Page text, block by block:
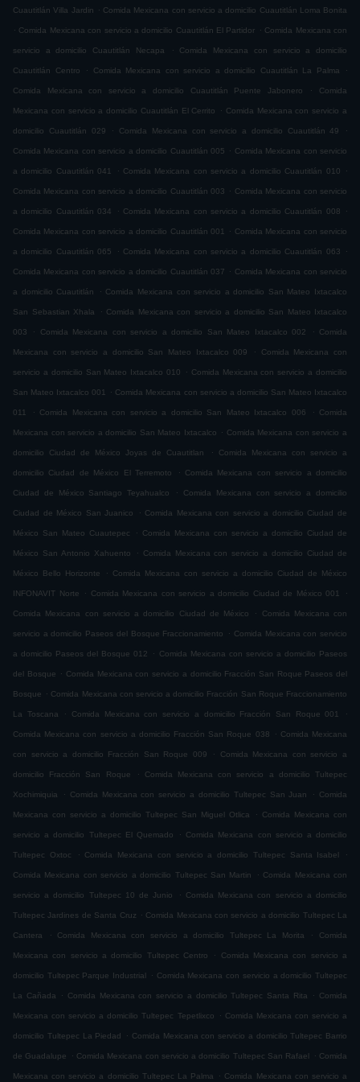
Cuautitlán Villa Jardin . Comida Mexicana con servicio a domicilio Cuautitlán Loma Bonita
. Comida Mexicana con servicio a domicilio Cuautitlán El Partidor . Comida Mexicana con
servicio a domicilio Cuautitlán Necapa . Comida Mexicana con servicio a domicilio
Cuautitlán Centro . Comida Mexicana con servicio a domicilio Cuautitlán La Palma .
Comida Mexicana con servicio a domicilio Cuautitlán Puente Jabonero . Comida
Mexicana con servicio a domicilio Cuautitlán El Cerrito . Comida Mexicana con servicio a
domicilio Cuautitlán 029 . Comida Mexicana con servicio a domicilio Cuautitlán 49 .
Comida Mexicana con servicio a domicilio Cuautitlán 005 . Comida Mexicana con servicio
a domicilio Cuautitlán 041 . Comida Mexicana con servicio a domicilio Cuautitlán 010 .
Comida Mexicana con servicio a domicilio Cuautitlán 003 . Comida Mexicana con servicio
a domicilio Cuautitlán 034 . Comida Mexicana con servicio a domicilio Cuautitlán 008 .
Comida Mexicana con servicio a domicilio Cuautitlán 001 . Comida Mexicana con servicio
a domicilio Cuautitlán 065 . Comida Mexicana con servicio a domicilio Cuautitlán 063 .
Comida Mexicana con servicio a domicilio Cuautitlán 037 . Comida Mexicana con servicio
a domicilio Cuautitlán . Comida Mexicana con servicio a domicilio San Mateo Ixtacalco
San Sebastian Xhala . Comida Mexicana con servicio a domicilio San Mateo Ixtacalco
003 . Comida Mexicana con servicio a domicilio San Mateo Ixtacalco 002 . Comida
Mexicana con servicio a domicilio San Mateo Ixtacalco 009 . Comida Mexicana con
servicio a domicilio San Mateo Ixtacalco 010 . Comida Mexicana con servicio a domicilio
San Mateo Ixtacalco 001 . Comida Mexicana con servicio a domicilio San Mateo Ixtacalco
011 . Comida Mexicana con servicio a domicilio San Mateo Ixtacalco 006 . Comida
Mexicana con servicio a domicilio San Mateo Ixtacalco . Comida Mexicana con servicio a
domicilio Ciudad de México Joyas de Cuautitlan . Comida Mexicana con servicio a
domicilio Ciudad de México El Terremoto . Comida Mexicana con servicio a domicilio
Ciudad de México Santiago Teyahualco . Comida Mexicana con servicio a domicilio
Ciudad de México San Juanico . Comida Mexicana con servicio a domicilio Ciudad de
México San Mateo Cuautepec . Comida Mexicana con servicio a domicilio Ciudad de
México San Antonio Xahuento . Comida Mexicana con servicio a domicilio Ciudad de
México Bello Horizonte . Comida Mexicana con servicio a domicilio Ciudad de México
INFONAVIT Norte . Comida Mexicana con servicio a domicilio Ciudad de México 001 .
Comida Mexicana con servicio a domicilio Ciudad de México . Comida Mexicana con
servicio a domicilio Paseos del Bosque Fraccionamiento . Comida Mexicana con servicio
a domicilio Paseos del Bosque 012 . Comida Mexicana con servicio a domicilio Paseos
del Bosque . Comida Mexicana con servicio a domicilio Fracción San Roque Paseos del
Bosque . Comida Mexicana con servicio a domicilio Fracción San Roque Fraccionamiento
La Toscana . Comida Mexicana con servicio a domicilio Fracción San Roque 001 .
Comida Mexicana con servicio a domicilio Fracción San Roque 038 . Comida Mexicana
con servicio a domicilio Fracción San Roque 009 . Comida Mexicana con servicio a
domicilio Fracción San Roque . Comida Mexicana con servicio a domicilio Tultepec
Xochimiquia . Comida Mexicana con servicio a domicilio Tultepec San Juan . Comida
Mexicana con servicio a domicilio Tultepec San Miguel Otlica . Comida Mexicana con
servicio a domicilio Tultepec El Quemado . Comida Mexicana con servicio a domicilio
Tultepec Oxtoc . Comida Mexicana con servicio a domicilio Tultepec Santa Isabel .
Comida Mexicana con servicio a domicilio Tultepec San Martin . Comida Mexicana con
servicio a domicilio Tultepec 10 de Junio . Comida Mexicana con servicio a domicilio
Tultepec Jardines de Santa Cruz . Comida Mexicana con servicio a domicilio Tultepec La
Cantera . Comida Mexicana con servicio a domicilio Tultepec La Morita . Comida
Mexicana con servicio a domicilio Tultepec Centro . Comida Mexicana con servicio a
domicilio Tultepec Parque Industrial . Comida Mexicana con servicio a domicilio Tultepec
La Cañada . Comida Mexicana con servicio a domicilio Tultepec Santa Rita . Comida
Mexicana con servicio a domicilio Tultepec Tepetlixco . Comida Mexicana con servicio a
domicilio Tultepec La Piedad . Comida Mexicana con servicio a domicilio Tultepec Barrio
de Guadalupe . Comida Mexicana con servicio a domicilio Tultepec San Rafael . Comida
Mexicana con servicio a domicilio Tultepec La Palma . Comida Mexicana con servicio a